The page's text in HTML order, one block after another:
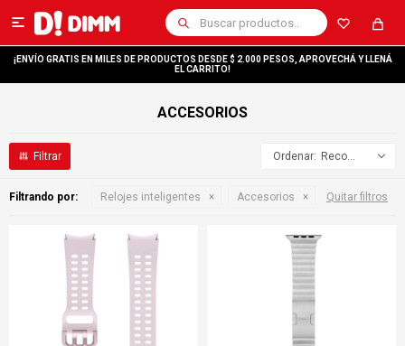

¡ENVÍO GRATIS EN MILES DE PRODUCTOS DESDE $ 2.000 PESOS, APROVECHÁ Y LLENÁ
EL CARRITO!
ACCESORIOS
Recomendados
Filtrando por: Relojes inteligentes Accesorios Quitar filtros